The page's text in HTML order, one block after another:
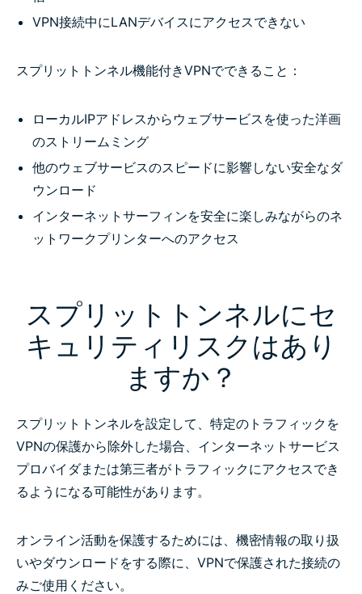
VPN接続中にLANデバイスにアクセスできない
スプリットトンネル機能付きVPNでできること：
ローカルIPアドレスからウェブサービスを使った洋画
のストリームミング
他のウェブサービスのスピードに影響しない安全なダ
ウンロード
インターネットサーフィンを安全に楽しみながらのネ
ットワークプリンターへのアクセス
スプリットトンネルにセ
キュリティリスクはあり
ますか？
スプリットトンネルを設定して、特定のトラフィックを
VPNの保護から除外した場合、インターネットサービス
プロバイダまたは第三者がトラフィックにアクセスでき
るようになる可能性があります。
オンライン活動を保護するためには、機密情報の取り扱
いやダウンロードをする際に、VPNで保護された接続の
みご使用ください。